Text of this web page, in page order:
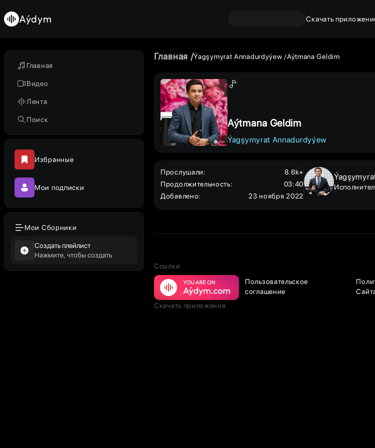
Главная
Видео
Лента
Поиск
Избранные
Мои подписки
Мои Сборники
Создать плейлист
Нажмите, чтобы создать
Aýdym Скачать
Главная Ýagşymyrat Annadurdyýew Aýtmana Geldim
Aýtmana Geldim
Ýagşymyrat Annadurdyýew
Прослушали:
8.6k+
Продолжительность:
03:40
Добавлено: 23 ноября 2022
Ссылки
Пользовательское
соглашение
Скачать приложение